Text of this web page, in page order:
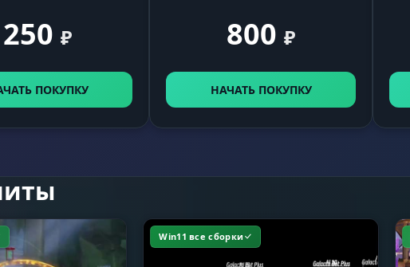
250 ₽
ПОКУПКУ
800 ₽
НАЧАТЬ ПОКУПКУ
Win11 все сборки